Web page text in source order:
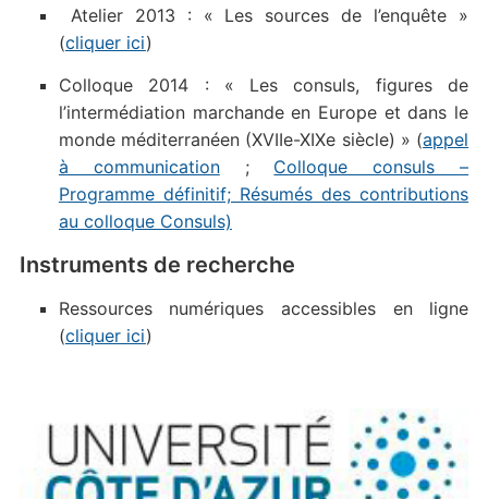
Atelier 2013 : « Les sources de l’enquête »
(cliquer ici)
Colloque 2014 : « Les consuls, figures de
l’intermédiation marchande en Europe et dans le
monde méditerranéen (XVIIe-XIXe siècle) » (appel
à communication; Colloque consuls –
Programme définitif; Résumés des contributions
au colloque Consuls)
Instruments de recherche
Ressources numériques accessibles en ligne
(cliquer ici)